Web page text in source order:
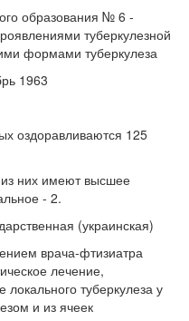
образования № 6 -
туберкулезной
формами туберкулеза
1963
оздоравливаются 125
них имеют высшее
- 2.
(украинская)
врача-фтизиатра
лечение,
туберкулеза у
и из ячеек